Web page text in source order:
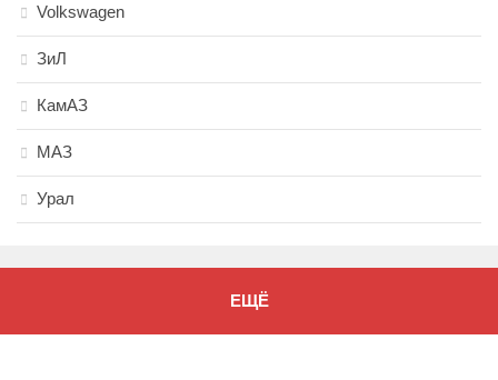
Volkswagen
ЗиЛ
КамАЗ
МАЗ
Урал
ЕЩЁ